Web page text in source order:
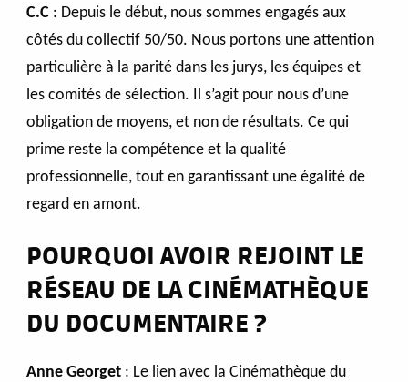
C.C: Depuis le début, nous sommes engagés aux
côtés du collectif 50/50. Nous portons une attention
particulière à la parité dans les jurys, les équipes et
les comités de sélection. Il s’agit pour nous d’une
obligation de moyens, et non de résultats. Ce qui
prime reste la compétence et la qualité
professionnelle, tout en garantissant une égalité de
regard en amont.
POURQUOI AVOIR REJOINT LE
RÉSEAU DE LA CINÉMATHÈQUE
DU DOCUMENTAIRE ?
Anne Georget: Le lien avec la Cinémathèque du